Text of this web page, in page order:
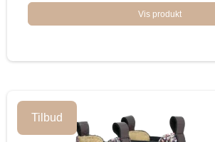
Vis produkt
Tilbud